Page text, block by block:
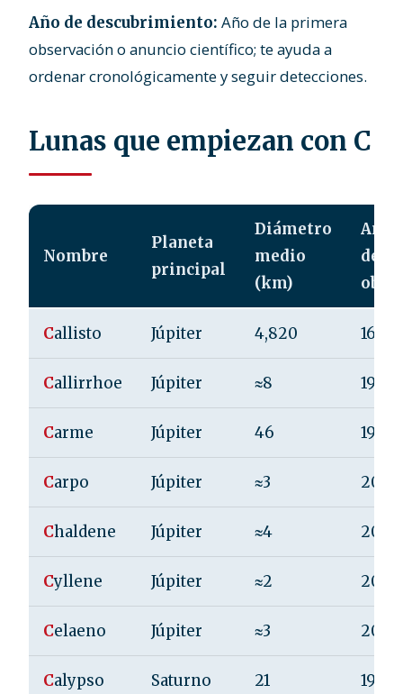
Año de descubrimiento: Año de la primera
observación o anuncio científico; te ayuda a
ordenar cronológicamente y seguir detecciones.
Lunas que empiezan con C
Nombre
Planeta
principal
Diámetro
medio
(km)
Año
Callisto Júpiter 4,820 1610
Callirrhoe Júpiter ≈8 1999
Carme Júpiter 46 1938
Carpo Júpiter ≈3 2003
Chaldene Júpiter ≈4 2000
Cyllene Júpiter ≈2 2003
Celaeno Júpiter ≈3 2000
Calypso Saturno 21 1980